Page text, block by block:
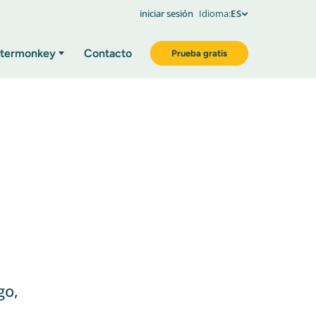
iniciar sesión Idioma:ES
Contacto Prueba gratis